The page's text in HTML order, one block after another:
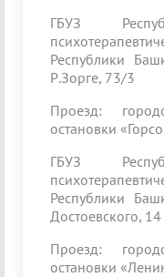
ГБУЗ
Республики
Р.Зорге, 73/3
Проезд:
остановки
ГБУЗ
Республики
Достоевского, 14
Проезд:
остановки